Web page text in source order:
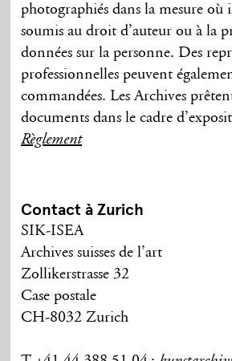
photographiés dans la mesure où
soumis au droit d’auteur ou à la
données sur la personne. Des
professionnelles peuvent
commandées. Les Archives
documents dans le cadre
Règlement
Contact à Zurich
SIK-ISEA
Archives suisses de l’art
Zollikerstrasse 32
Case postale
CH-8032 Zurich